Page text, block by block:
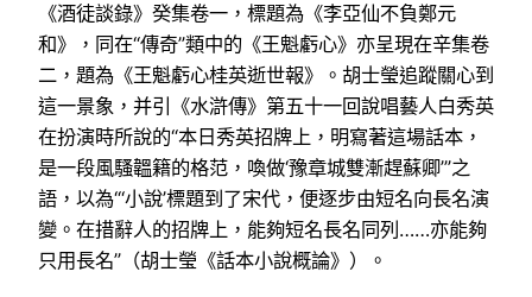
《酒徒談錄》癸集卷一，標題為《李亞仙不負鄭元
和》，同在“傳奇”類中的《王魁虧心》亦呈現在辛集卷
二，題為《王魁虧心桂英逝世報》。胡士瑩追蹤關心到
這一景象，并引《水滸傳》第五十一回說唱藝人白秀英
在扮演時所說的“本日秀英招牌上，明寫著這場話本，
是一段風騷韞籍的格范，喚做‘豫章城雙漸趕蘇卿’”之
語，以為“‘小說’標題到了宋代，便逐步由短名向長名演
變。在措辭人的招牌上，能夠短名長名同列……亦能夠
只用長名”（胡士瑩《話本小說概論》）。